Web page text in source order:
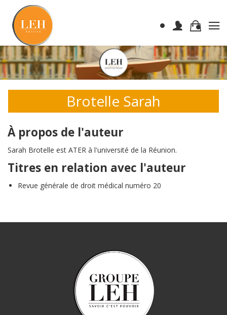
Brotelle Sarah
À propos de l'auteur
Sarah Brotelle est ATER à l'université de la Réunion.
Titres en relation avec l'auteur
Revue générale de droit médical numéro 20